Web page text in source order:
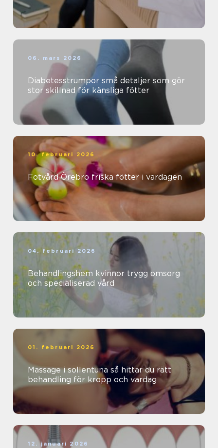
06. mars 2026
Diabetesstrumpor små detaljer som gör
stor skillnad för känsliga fötter
10. februari 2026
Fotvård Örebro friska fötter i vardagen
04. februari 2026
Behandlingshem kvinnor trygg omsorg
och specialiserad vård
01. februari 2026
Massage i sollentuna så hittar du rätt
behandling för kropp och vardag
12. januari 2026